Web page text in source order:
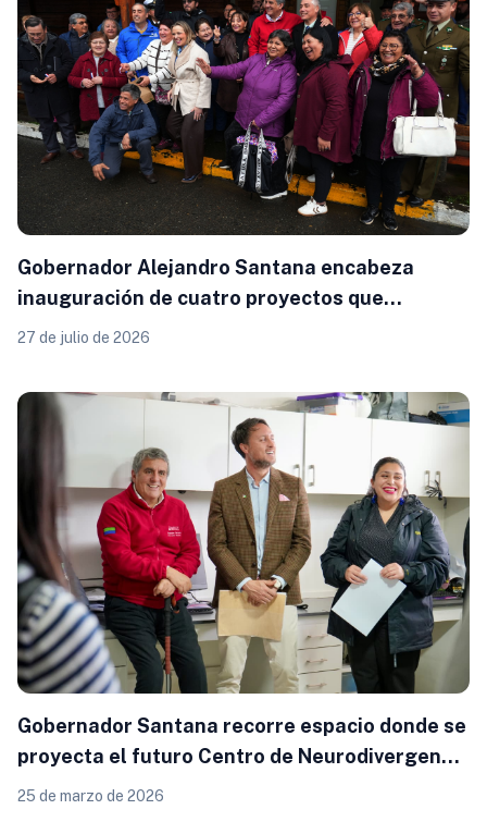
Gobernador Alejandro Santana encabeza
inauguración de cuatro proyectos que
fortalecen el desarrollo de Puyehue
27 de julio de 2026
Gobernador Santana recorre espacio donde se
proyecta el futuro Centro de Neurodivergencia
en Puerto Montt
25 de marzo de 2026